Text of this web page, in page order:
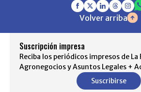
Volver arriba
Suscripción impresa
Reciba los periódicos impresos de La
Agronegocios y Asuntos Legales +
Suscribirse